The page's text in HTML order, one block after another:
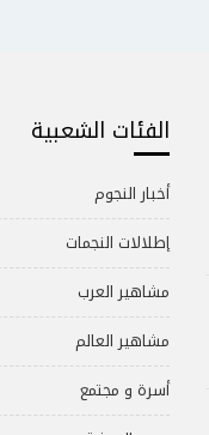
الفئات الشعبية
أخبار النجوم
إطلالات النجمات
مشاهير العرب
مشاهير العالم
أسرة و مجتمع